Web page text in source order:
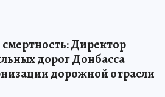
смертность: Директор
дорог Донбасса
дорожной отрасли